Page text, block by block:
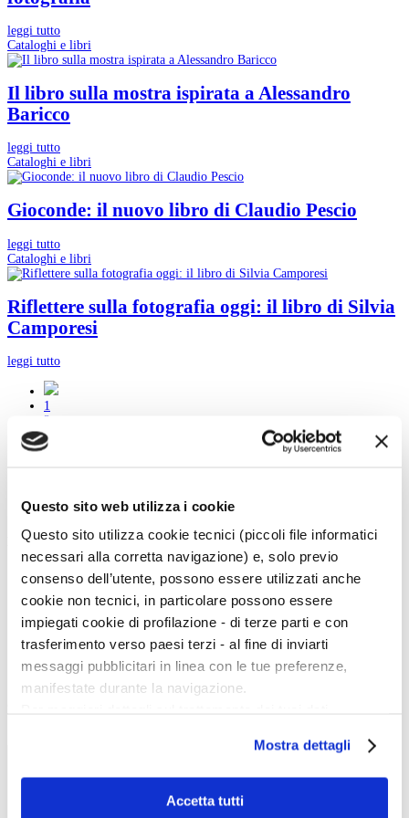
Questo sito web utilizza i cookie
Questo sito utilizza cookie tecnici (piccoli file informatici
necessari alla corretta navigazione) e, solo previo
consenso dell’utente, possono essere utilizzati anche
cookie non tecnici, in particolare possono essere
impiegati cookie di profilazione - di terze parti e con
trasferimento verso paesi terzi - al fine di inviarti
messaggi pubblicitari in linea con le tue preferenze,
manifestate durante la navigazione.
scelte privacy sui cookie, ti invitiamo a prendere visione
dell’informativa cookie.
Chiudendo il banner tramite la “X” prosegui la
Mostra dettagli
Accetta tutti
leggi tutto
Cataloghi e libri
Il libro sulla mostra ispirata a Alessandro
Baricco
leggi tutto
Cataloghi e libri
Gioconde: il nuovo libro di Claudio Pescio
leggi tutto
Cataloghi e libri
Riflettere sulla fotografia oggi: il libro di Silvia
Camporesi
leggi tutto
1
2
3
4
Menu Art e Dossier
Tutte le news
Eventi
Mostre
Kids
In galleria
Cataloghi e libri
Aste e mercato
Concorsi e Lavoro
Scegli la data e imposta i filtri per ottimizzare la tua ricerca